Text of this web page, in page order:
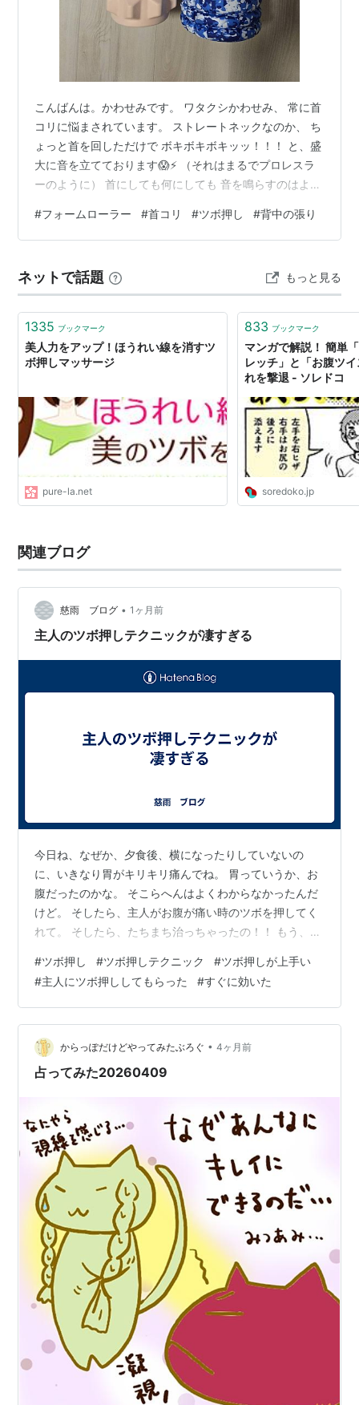
こんばんは。かわせみです。 ワタクシかわせみ、 常に首
コリに悩まされています。 ストレートネックなのか、 ち
ょっと首を回しただけで ボキボキボキッッ！！！ と、盛
大に音を立てております😱⚡️ （それはまるでプロレスラ
ーのように） 首にしても何にしても 音を鳴らすのはよろ
してやれ！💪 などと意気込んでいるわけではなく、 ちょ
っと首を回しただけでバキバキしてくれてしまう かわせ
とも思いません。 （慣れっこ） ただ、首コリから頭痛が
出ることもあり・・・😣 首コリから解放された
い・・・！ と、 …
#フォームローラー #首コリ #ツボ押し #背中の張り
ネットで話題 もっと見る
1335 ブックマーク
美人力をアップ！ほうれい線を消すツ
ボ押しマッサージ
pure-la.net
833 ブックマーク
マンガで解説！ 簡単
レッチ」と「お腹ツ
れを撃退 - ソレドコ
soredoko.jp
関連ブログ
慈雨 ブログ • 1ヶ月前
主人のツボ押しテクニックが凄すぎる
今日ね、なぜか、夕食後、横になったりしていないの
に、いきなり胃がキリキリ痛んでね。 胃っていうか、お
腹だったのかな。 そこらへんはよくわからなかったんだ
けど。 そしたら、主人がお腹が痛い時のツボを押してく
れて。 そしたら、たちまち治っちゃったの！！ もう、ビ
じで、元気になりましたぁ。 良かったぁ。 主人はユーチ
ューブ動画を観て、ツボ押しを勉強したらしいんだけ
ど。 ユーチューブ動画だけ見て、出来ちゃう、ものにし
ちゃうなんて すごくない？ もう、整体とか、出来ちゃう
レベルだよ？ だって、すぐ効くんだもん。 凄すぎて、す
ごい主人を尊敬した瞬間だっ…
#ツボ押し #ツボ押しテクニック #ツボ押しが上手い
#主人にツボ押ししてもらった #すぐに効いた
からっぽだけどやってみたぶろぐ • 4ヶ月前
占ってみた20260409